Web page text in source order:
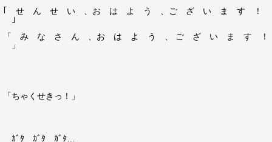
｢ せ ん せ い 、お は よ う 、ご ざ い ま す ！
｣
「 み な さ ん 、お は よ う 、 ご ざ い ま す ！
」
「ちゃくせきっ！」
ｶﾞﾀ ｶﾞﾀ ｶﾞﾀ…